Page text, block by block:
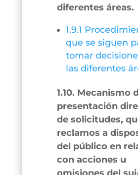
diferentes áreas.
1.9.1
que se siguen
tomar
las diferentes
1.10. Mecanismo
presentación
de solicitudes,
reclamos a
del público en
con acciones u